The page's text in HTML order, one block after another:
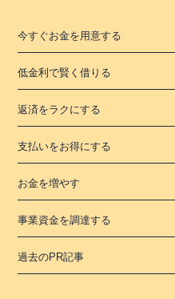
今すぐお金を用意する
低金利で賢く借りる
返済をラクにする
支払いをお得にする
お金を増やす
事業資金を調達する
過去のPR記事